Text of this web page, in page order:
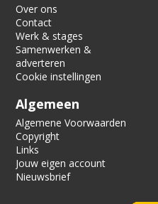
Over ons
Contact
Werk & stages
Samenwerken &
adverteren
Cookie instellingen
Algemeen
Algemene Voorwaarden
Copyright
Links
Jouw eigen account
Nieuwsbrief